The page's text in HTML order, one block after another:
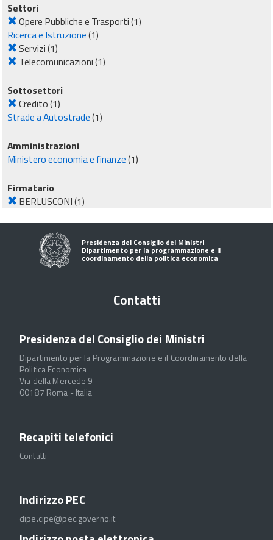
Settori
Opere Pubbliche e Trasporti(1)
Ricerca e Istruzione(1)
Servizi(1)
Telecomunicazioni(1)
Sottosettori
Credito(1)
Strade a Autostrade(1)
Amministrazioni
Ministero economia e finanze(1)
Firmatario
BERLUSCONI(1)
Presidenza del Consiglio dei Ministri
Dipartimento per la programmazione e il
coordinamento della politica economica
Contatti
Presidenza del Consiglio dei Ministri
Dipartimento per la Programmazione e il Coordinamento della
Politica Economica
Via della Mercede 9
00187 Roma - Italia
Recapiti telefonici
Contatti
Indirizzo PEC
dipe.cipe@pec.governo.it